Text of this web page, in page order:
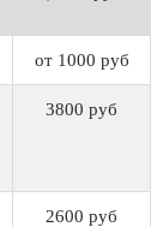
от 1000 руб
3800 руб
2600 руб